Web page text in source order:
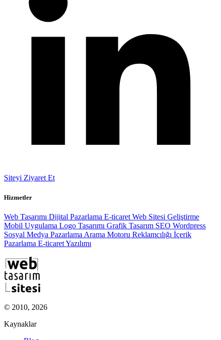
Siteyi Ziyaret Et
Hizmetler
Web Tasarımı Dijital Pazarlama E-ticaret Web Sitesi Geliştirme
Mobil Uygulama Logo Tasarımı Grafik Tasarım SEO Wordpress
Sosyal Medya Pazarlama Arama Motoru Reklamcılığı İçerik
Pazarlama E-ticaret Yazılımı
© 2010, 2026
Kaynaklar